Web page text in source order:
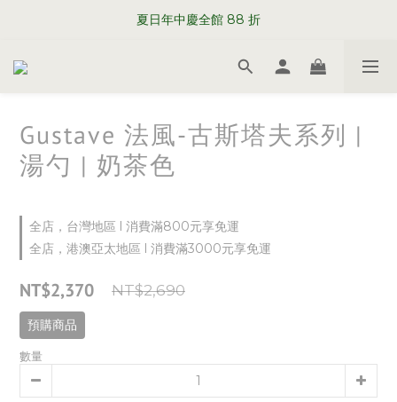
WELCOME TO SABRE PARIS
夏日年中慶全館 88 折
WELCOME TO SABRE PARIS
Gustave 法風-古斯塔夫系列 |
湯勺 | 奶茶色
全店，台灣地區 l 消費滿800元享免運
全店，港澳亞太地區 l 消費滿3000元享免運
NT$2,370 NT$2,690
預購商品
數量